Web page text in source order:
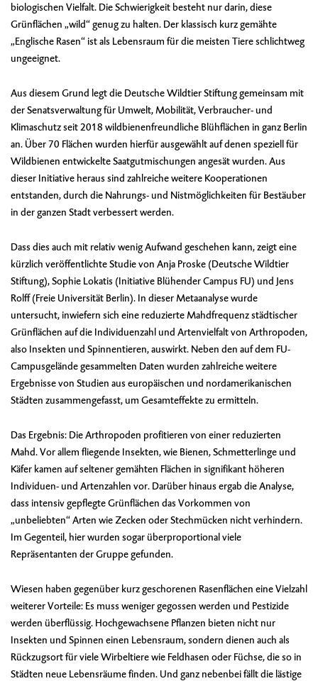
biologischen Vielfalt. Die Schwierigkeit besteht nur darin, diese
Grünflächen „wild“ genug zu halten. Der klassisch kurz gemähte
„Englische Rasen“ ist als Lebensraum für die meisten Tiere schlichtweg
ungeeignet.
Aus diesem Grund legt die Deutsche Wildtier Stiftung gemeinsam mit
derSenatsverwaltung für Umwelt, Mobilität, Verbraucher- und
Klimaschutzseit 2018 wildbienenfreundliche Blühflächen in ganz Berlin
an. Über 70 Flächen wurden hierfür ausgewählt auf denen speziell für
Wildbienen entwickelte Saatgutmischungen angesät wurden. Aus
dieser Initiative heraus sind zahlreiche weitere Kooperationen
entstanden, durch die Nahrungs- und Nistmöglichkeiten für Bestäuber
in der ganzen Stadt verbessert werden.
Dass dies auch mit relativ wenig Aufwand geschehen kann, zeigt eine
kürzlich veröffentlichteStudievon Anja Proske (Deutsche Wildtier
Stiftung), Sophie Lokatis (Initiative Blühender Campus FU) und Jens
Rolff (Freie Universität Berlin). In dieser Metaanalyse wurde
untersucht, inwiefern sich eine reduzierte Mahdfrequenz städtischer
Grünflächen auf die Individuenzahl und Artenvielfalt von Arthropoden,
also Insekten und Spinnentieren, auswirkt. Neben den auf dem FU-
Campusgelände gesammelten Daten wurden zahlreiche weitere
Ergebnisse von Studien aus europäischen und nordamerikanischen
Städten zusammengefasst, um Gesamteffekte zu ermitteln.
Das Ergebnis: Die Arthropoden profitieren von einer reduzierten
Mahd. Vor allem fliegende Insekten, wie Bienen, Schmetterlinge und
Käfer kamen auf seltener gemähten Flächen in signifikant höheren
Individuen- und Artenzahlen vor. Darüber hinaus ergab die Analyse,
dass intensiv gepflegte Grünflächen das Vorkommen von
„unbeliebten“ Arten wie Zecken oder Stechmücken nicht verhindern.
Im Gegenteil, hier wurden sogar überproportional viele
Repräsentanten der Gruppe gefunden.
Wiesen haben gegenüber kurz geschorenen Rasenflächen eine Vielzahl
weiterer Vorteile: Es muss weniger gegossen werden und Pestizide
werden überflüssig. Hochgewachsene Pflanzen bieten nicht nur
Insekten und Spinnen einen Lebensraum, sondern dienen auch als
Rückzugsort für viele Wirbeltiere wie Feldhasen oder Füchse, die so in
Städten neue Lebensräume finden. Und ganz nebenbei fällt die lästige